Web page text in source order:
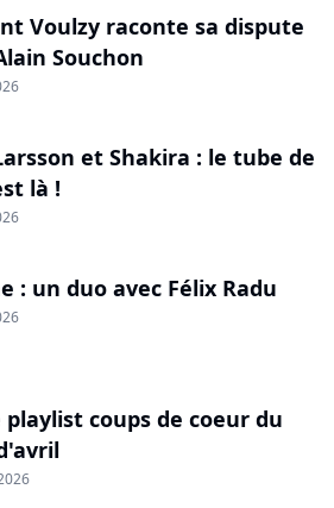
Voulzy raconte sa dispute
Souchon
et Shakira : le tube de
là !
: un duo avec Félix Radu
coups de coeur du